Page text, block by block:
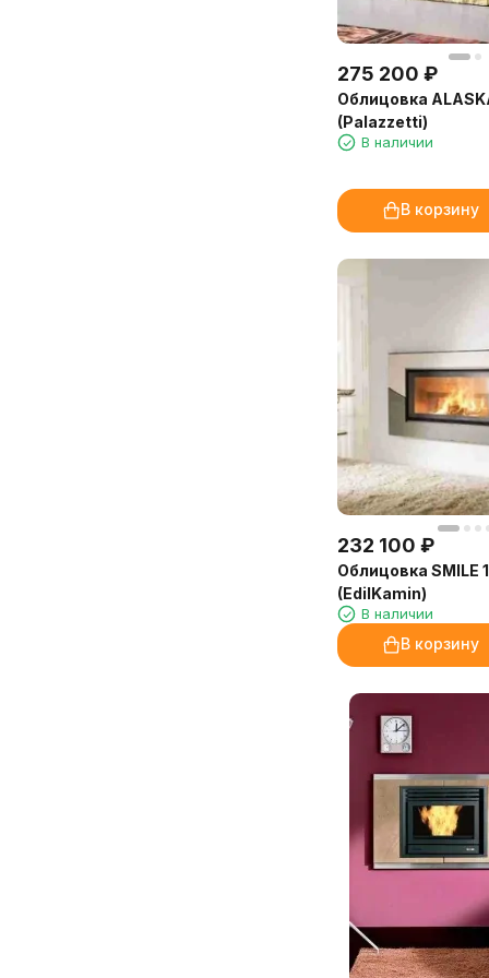
275 200 ₽
Облицовка
(Palazzetti)
В наличии
В корзину
232 100 ₽
Облицовка SMILE
(EdilKamin)
В наличии
В корзину